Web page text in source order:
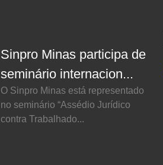
Sinpro Minas participa de
seminário internacion...
O Sinpro Minas está representado
no seminário “Assédio Jurídico
contra Trabalhado...